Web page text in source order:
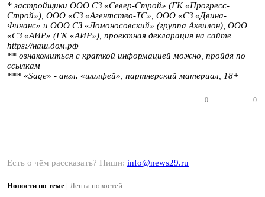
* застройщики ООО СЗ «Север-Строй» (ГК «Прогресс-
Строй»), ООО «СЗ «Агентство-ТС», ООО «СЗ «Двина-
Финанс» и ООО СЗ «Ломоносовский» (группа Аквилон), ООО
«СЗ «АИР» (ГК «АИР»), проектная декларация на сайте
https://наш.дом.рф
** ознакомиться с краткой информацией можно, пройдя по
ссылкам
*** «Sage» - англ. «шалфей», партнерский материал, 18+
0 0
Есть о чём рассказать? Пиши: info@news29.ru
Новости по теме | Лента новостей